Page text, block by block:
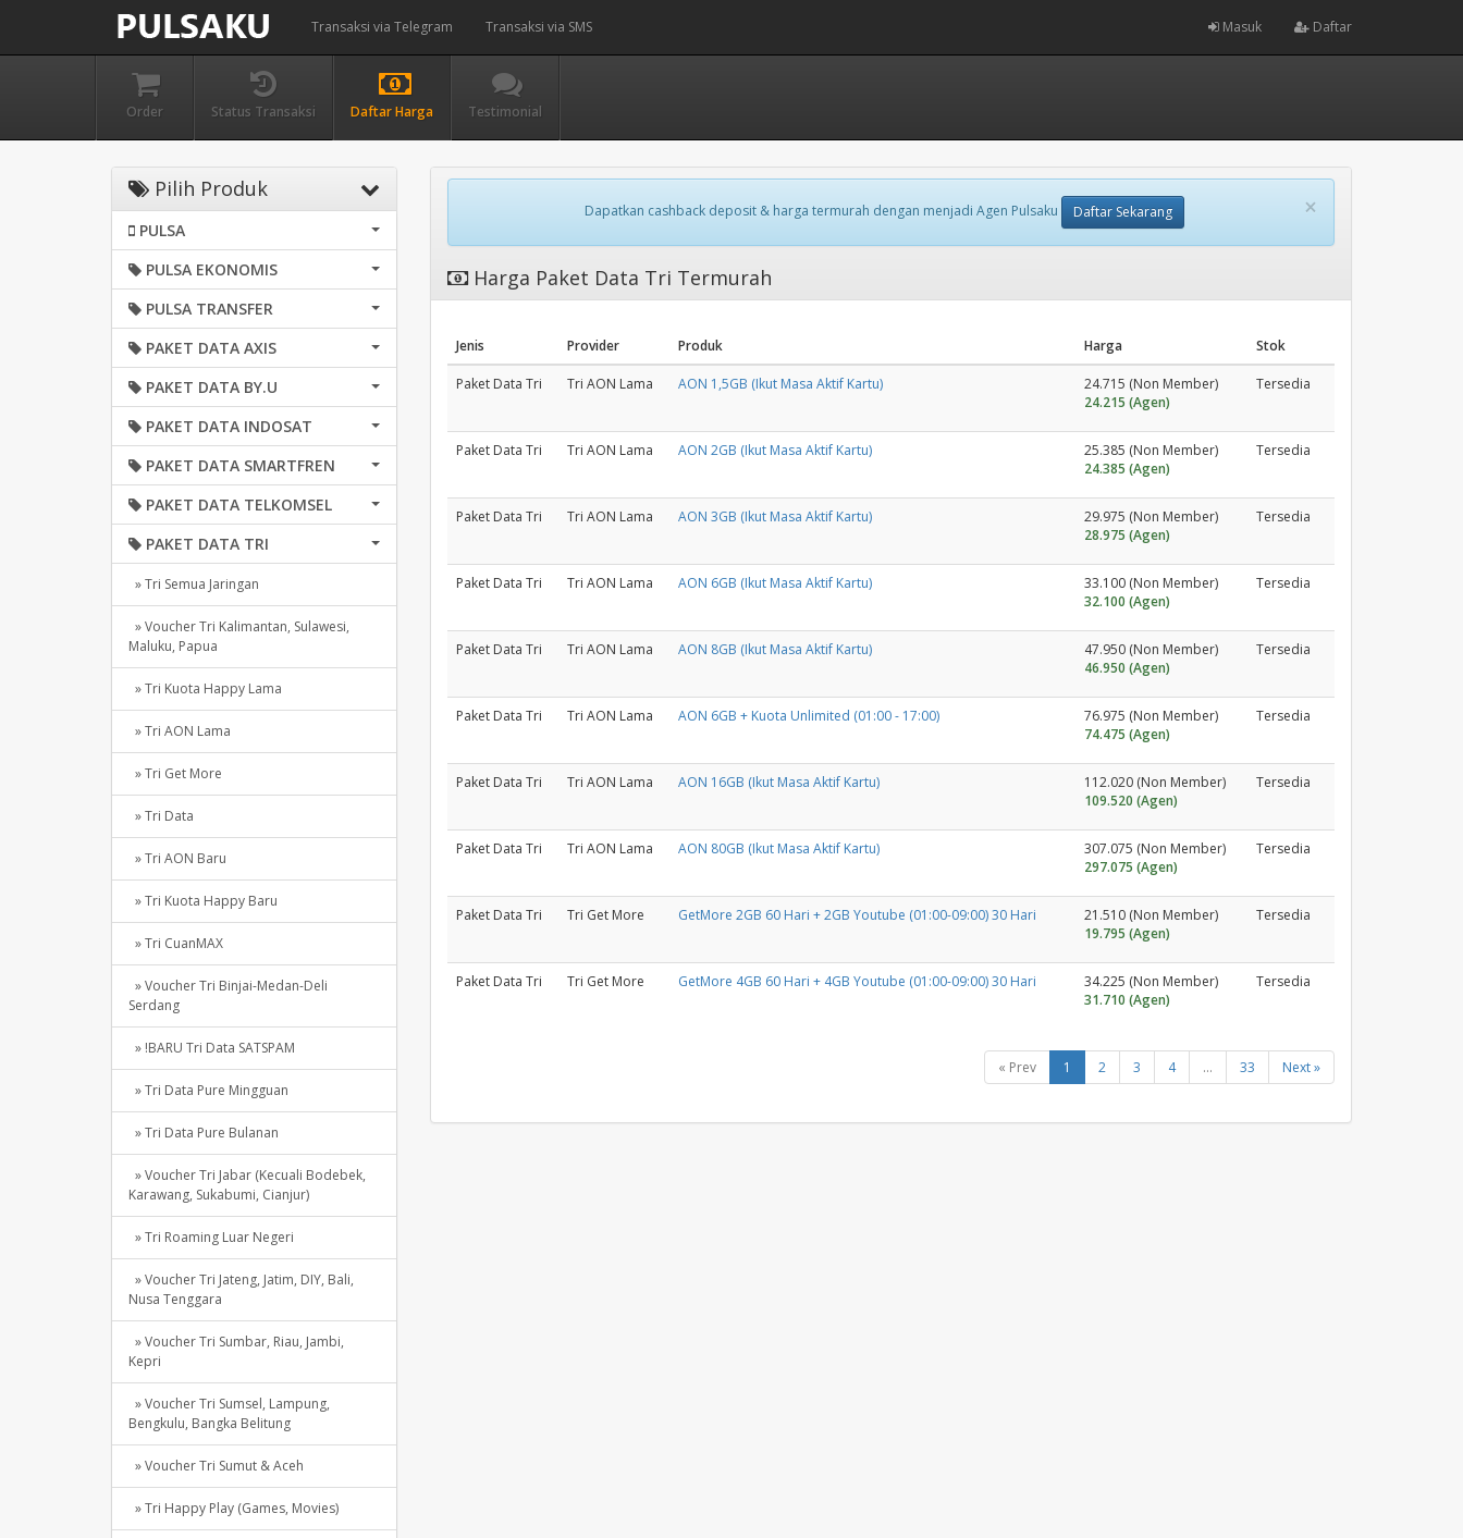
Transaksi via Telegram Transaksi via SMS Masuk Daftar
Order Status Transaksi Daftar Harga Testimonial
Pilih Produk
PULSA
PULSA EKONOMIS
PULSA TRANSFER
PAKET DATA AXIS
PAKET DATA BY.U
PAKET DATA INDOSAT
PAKET DATA SMARTFREN
PAKET DATA TELKOMSEL
PAKET DATA TRI
» Tri Semua Jaringan
» Voucher Tri Kalimantan, Sulawesi,
Maluku, Papua
» Tri Kuota Happy Lama
» Tri AON Lama
» Tri Get More
» Tri Data
» Tri AON Baru
» Tri Kuota Happy Baru
» Tri CuanMAX
» Voucher Tri Binjai-Medan-Deli
Serdang
» !BARU Tri Data SATSPAM
» Tri Data Pure Mingguan
» Tri Data Pure Bulanan
» Voucher Tri Jabar (Kecuali Bodebek,
Karawang, Sukabumi, Cianjur)
» Tri Roaming Luar Negeri
» Voucher Tri Jateng, Jatim, DIY, Bali,
Nusa Tenggara
» Voucher Tri Sumbar, Riau, Jambi,
Kepri
» Voucher Tri Sumsel, Lampung,
Bengkulu, Bangka Belitung
» Voucher Tri Sumut & Aceh
» Tri Happy Play (Games, Movies)
×
Dapatkan cashback deposit & harga termurah dengan menjadi Agen Pulsaku Daftar Sekarang
Harga Paket Data Tri Termurah
Jenis Provider Produk Harga Stok
Paket Data Tri Tri AON Lama AON 1,5GB (Ikut Masa Aktif Kartu)
24.715 (Non Member)
24.215 (Agen)
Tersedia
Paket Data Tri Tri AON Lama AON 2GB (Ikut Masa Aktif Kartu)
25.385 (Non Member)
24.385 (Agen)
Tersedia
Paket Data Tri Tri AON Lama AON 3GB (Ikut Masa Aktif Kartu)
29.975 (Non Member)
28.975 (Agen)
Tersedia
Paket Data Tri Tri AON Lama AON 6GB (Ikut Masa Aktif Kartu)
33.100 (Non Member)
32.100 (Agen)
Tersedia
Paket Data Tri Tri AON Lama AON 8GB (Ikut Masa Aktif Kartu)
47.950 (Non Member)
46.950 (Agen)
Tersedia
Paket Data Tri Tri AON Lama AON 6GB + Kuota Unlimited (01:00 - 17:00)
76.975 (Non Member)
74.475 (Agen)
Tersedia
Paket Data Tri Tri AON Lama AON 16GB (Ikut Masa Aktif Kartu)
112.020 (Non Member)
109.520 (Agen)
Tersedia
Paket Data Tri Tri AON Lama AON 80GB (Ikut Masa Aktif Kartu)
307.075 (Non Member)
297.075 (Agen)
Tersedia
Paket Data Tri Tri Get More GetMore 2GB 60 Hari + 2GB Youtube (01:00-09:00) 30 Hari
21.510 (Non Member)
19.795 (Agen)
Tersedia
Paket Data Tri Tri Get More GetMore 4GB 60 Hari + 4GB Youtube (01:00-09:00) 30 Hari
34.225 (Non Member)
31.710 (Agen)
Tersedia
« Prev 1 2 3 4 ... 33 Next »